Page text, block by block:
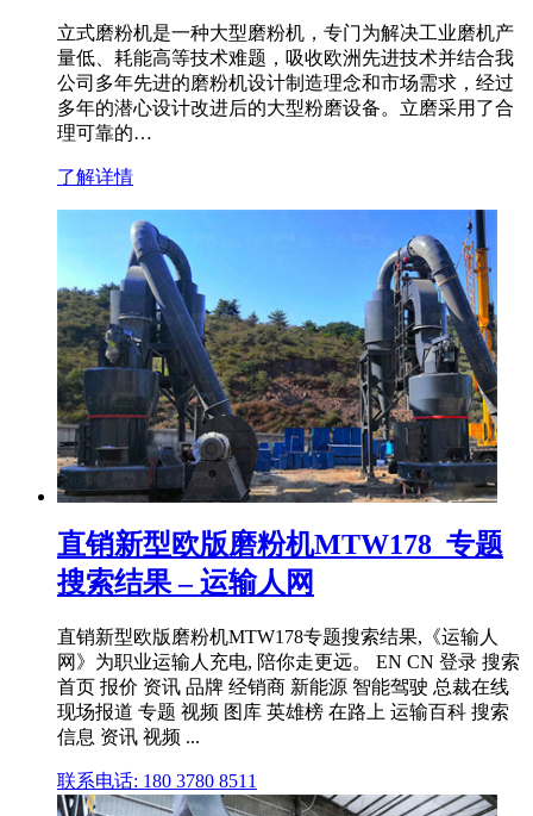
立式磨粉机是一种大型磨粉机，专门为解决工业磨机产
量低、耗能高等技术难题，吸收欧洲先进技术并结合我
公司多年先进的磨粉机设计制造理念和市场需求，经过
多年的潜心设计改进后的大型粉磨设备。立磨采用了合
理可靠的…
了解详情
直销新型欧版磨粉机MTW178_专题
搜索结果 – 运输人网
直销新型欧版磨粉机MTW178专题搜索结果,《运输人
网》为职业运输人充电, 陪你走更远。 EN CN 登录 搜索
首页 报价 资讯 品牌 经销商 新能源 智能驾驶 总裁在线
现场报道 专题 视频 图库 英雄榜 在路上 运输百科 搜索
信息 资讯 视频 ...
联系电话: 180 3780 8511